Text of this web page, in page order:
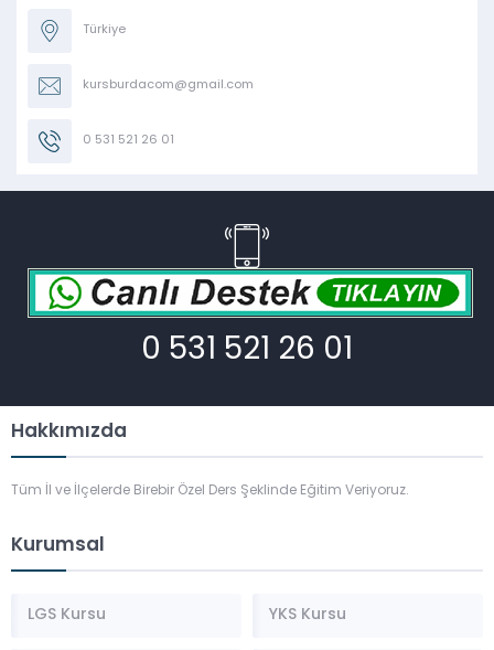
Türkiye
kursburdacom@gmail.com
0 531 521 26 01
0 531 521 26 01
Hakkımızda
Tüm İl ve İlçelerde Birebir Özel Ders Şeklinde Eğitim Veriyoruz.
Kurumsal
LGS Kursu YKS Kursu